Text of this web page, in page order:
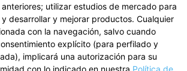
utilizar estudios de mercado para
desarrollar y mejorar productos. Cualquier
con la navegación, salvo cuando
explícito (para perfilado y
implicará una autorización para su
con lo indicado en nuestra Política de